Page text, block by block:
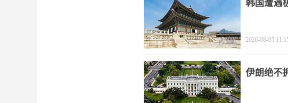
韩国遭遇
2026-08-05
伊朗绝不